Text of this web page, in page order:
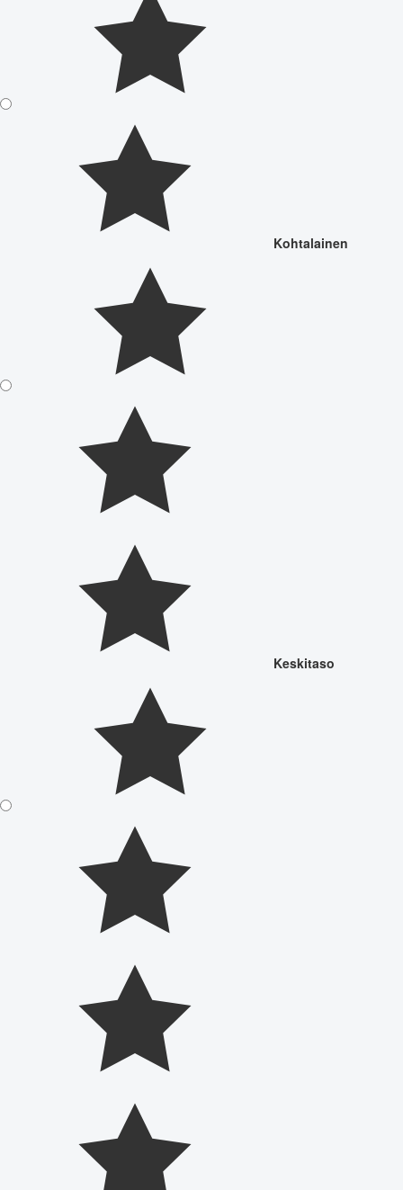
Kohtalainen
Keskitaso